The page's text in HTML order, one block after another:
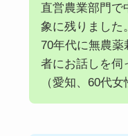
直営農業部門で
象に残りました。
70年代に無農薬
者にお話しを伺
（愛知、60代女